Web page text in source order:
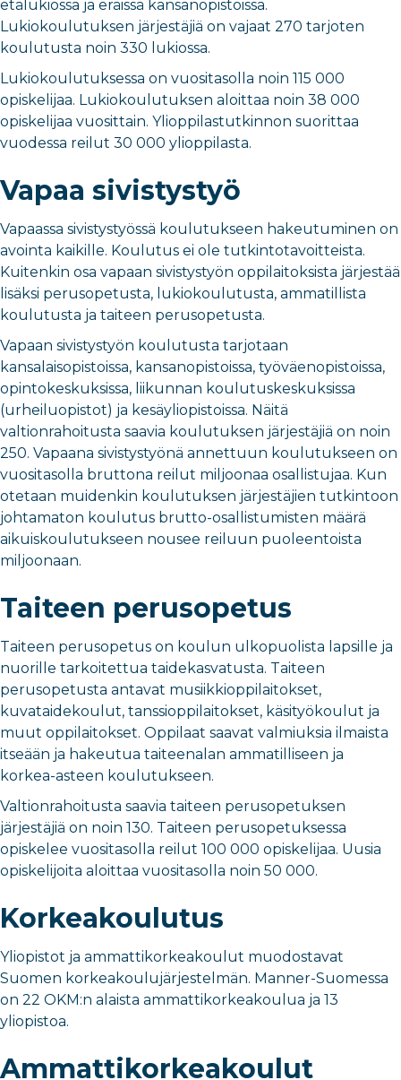
etälukiossa ja eräissä kansanopistoissa.
Lukiokoulutuksen järjestäjiä on vajaat 270 tarjoten
koulutusta noin 330 lukiossa.
Lukiokoulutuksessa on vuositasolla noin 115 000
opiskelijaa. Lukiokoulutuksen aloittaa noin 38 000
opiskelijaa vuosittain. Ylioppilastutkinnon suorittaa
vuodessa reilut 30 000 ylioppilasta.
Vapaa sivistystyö
Vapaassa sivistystyössä koulutukseen hakeutuminen on
avointa kaikille. Koulutus ei ole tutkintotavoitteista.
Kuitenkin osa vapaan sivistystyön oppilaitoksista järjestää
lisäksi perusopetusta, lukiokoulutusta, ammatillista
koulutusta ja taiteen perusopetusta.
Vapaan sivistystyön koulutusta tarjotaan
kansalaisopistoissa, kansanopistoissa, työväenopistoissa,
opintokeskuksissa, liikunnan koulutuskeskuksissa
(urheiluopistot) ja kesäyliopistoissa. Näitä
valtionrahoitusta saavia koulutuksen järjestäjiä on noin
250. Vapaana sivistystyönä annettuun koulutukseen on
vuositasolla bruttona reilut miljoonaa osallistujaa. Kun
otetaan muidenkin koulutuksen järjestäjien tutkintoon
johtamaton koulutus brutto-osallistumisten määrä
aikuiskoulutukseen nousee reiluun puoleentoista
miljoonaan.
Taiteen perusopetus
Taiteen perusopetus on koulun ulkopuolista lapsille ja
nuorille tarkoitettua taidekasvatusta. Taiteen
perusopetusta antavat musiikkioppilaitokset,
kuvataidekoulut, tanssioppilaitokset, käsityökoulut ja
muut oppilaitokset. Oppilaat saavat valmiuksia ilmaista
itseään ja hakeutua taiteenalan ammatilliseen ja
korkea-asteen koulutukseen.
Valtionrahoitusta saavia taiteen perusopetuksen
järjestäjiä on noin 130. Taiteen perusopetuksessa
opiskelee vuositasolla reilut 100 000 opiskelijaa. Uusia
opiskelijoita aloittaa vuositasolla noin 50 000.
Korkeakoulutus
Yliopistot ja ammattikorkeakoulut muodostavat
Suomen korkeakoulujärjestelmän. Manner-Suomessa
on 22 OKM:n alaista ammattikorkeakoulua ja 13
yliopistoa.
Ammattikorkeakoulut